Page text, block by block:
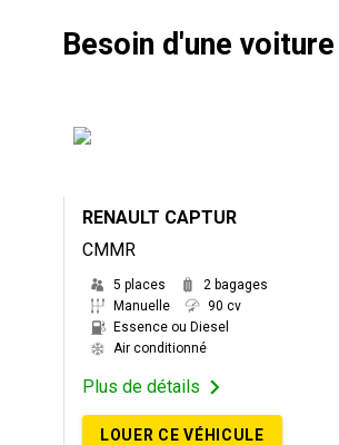
Besoin d'une
RENAULT CAPTUR
CMMR
5 places
2 bagages
Manuelle
90 cv
Essence ou Diesel
Air conditionné
Plus de détails
LOUER CE VÉHICULE